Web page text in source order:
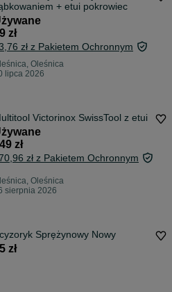
+ etui pokrowiec
zł
zł z Pakietem Ochronnym
Oleśnica
lipca 2026
Victorinox SwissTool z etui
zł
zł z Pakietem Ochronnym
Oleśnica
sierpnia 2026
Sprężynowy Nowy
zł